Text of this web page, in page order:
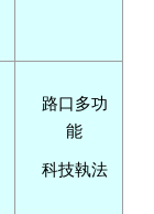
路口多功
能
科技執法